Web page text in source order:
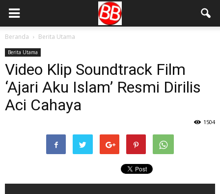
Beranda Berita Utama
Berita Utama
Video Klip Soundtrack Film
‘Ajari Aku Islam’ Resmi Dirilis
Aci Cahaya
1504